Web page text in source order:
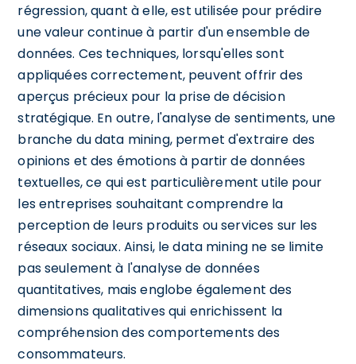
régression, quant à elle, est utilisée pour prédire
une valeur continue à partir d'un ensemble de
données. Ces techniques, lorsqu'elles sont
appliquées correctement, peuvent offrir des
aperçus précieux pour la prise de décision
stratégique. En outre, l'analyse de sentiments, une
branche du data mining, permet d'extraire des
opinions et des émotions à partir de données
textuelles, ce qui est particulièrement utile pour
les entreprises souhaitant comprendre la
perception de leurs produits ou services sur les
réseaux sociaux. Ainsi, le data mining ne se limite
pas seulement à l'analyse de données
quantitatives, mais englobe également des
dimensions qualitatives qui enrichissent la
compréhension des comportements des
consommateurs.